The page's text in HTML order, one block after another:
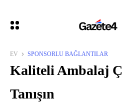
EV SPONSORLU BAĞLANTILAR
Kaliteli Ambalaj
Tanışın